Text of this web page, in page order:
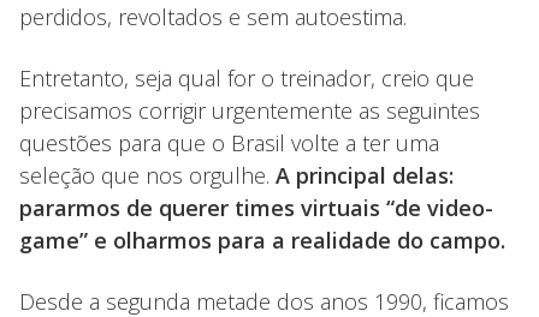
perdidos, revoltados e sem autoestima.
Entretanto, seja qual for o treinador, creio que
precisamos corrigir urgentemente as seguintes
questões para que o Brasil volte a ter uma
seleção que nos orgulhe. A principal delas:
pararmos de querer times virtuais “de video-
game” e olharmos para a realidade do campo.
Desde a segunda metade dos anos 1990, ficamos